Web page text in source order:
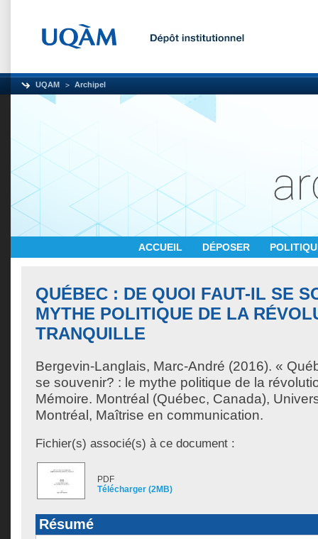
UQAM Archipel
ACCUEIL DÉPOSER
QUÉBEC : DE QUOI FAUT-IL SE
MYTHE POLITIQUE DE LA
TRANQUILLE
Bergevin-Langlais, Marc-André (2016). «
se souvenir? : le mythe politique de la
Mémoire. Montréal (Québec, Canada),
Montréal, Maîtrise en communication.
Fichier(s) associé(s) à ce document :
PDF
Télécharger (2MB)
Résumé